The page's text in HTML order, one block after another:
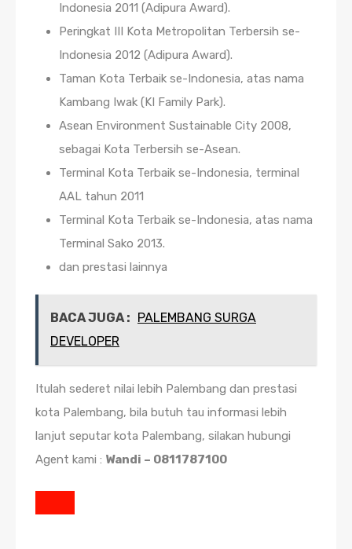
Indonesia 2011 (Adipura Award).
Peringkat III Kota Metropolitan Terbersih se-
Indonesia 2012 (Adipura Award).
Taman Kota Terbaik se-Indonesia, atas nama
Kambang Iwak (KI Family Park).
Asean Environment Sustainable City 2008,
sebagai Kota Terbersih se-Asean.
Terminal Kota Terbaik se-Indonesia, terminal
AAL tahun 2011
Terminal Kota Terbaik se-Indonesia, atas nama
Terminal Sako 2013.
dan prestasi lainnya
BACA JUGA : PALEMBANG SURGA
DEVELOPER
Itulah sederet nilai lebih Palembang dan prestasi
kota Palembang, bila butuh tau informasi lebih
lanjut seputar kota Palembang, silakan hubungi
Agent kami : Wandi – 0811787100